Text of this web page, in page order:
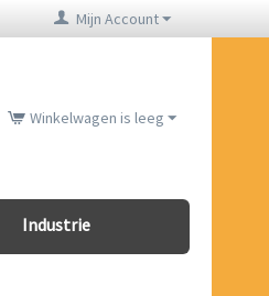
Mijn Account
Winkelwagen is leeg
Industrie